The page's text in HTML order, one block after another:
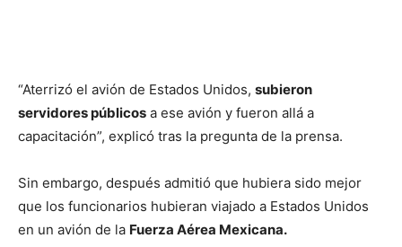
“Aterrizó el avión de Estados Unidos, subieron
servidores públicos a ese avión y fueron allá a
capacitación”, explicó tras la pregunta de la prensa.
Sin embargo, después admitió que hubiera sido mejor
que los funcionarios hubieran viajado a Estados Unidos
en un avión de la Fuerza Aérea Mexicana.